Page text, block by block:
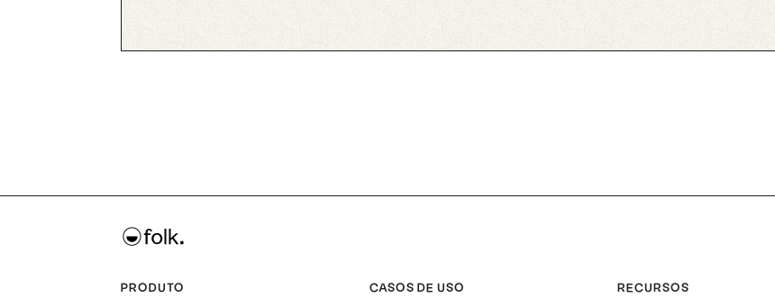
PRODUTO CASOS DE USO RECURSOS